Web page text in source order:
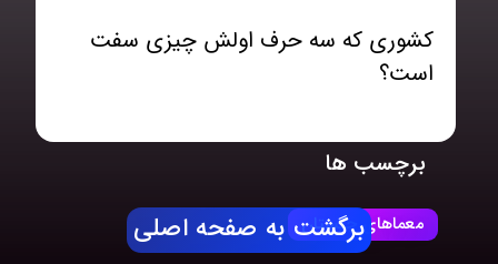
کشوری که سه حرف اولش چیزی سفت
است؟
برچسب ها
معماهای چیستانبرگشت به صفحه اصلی